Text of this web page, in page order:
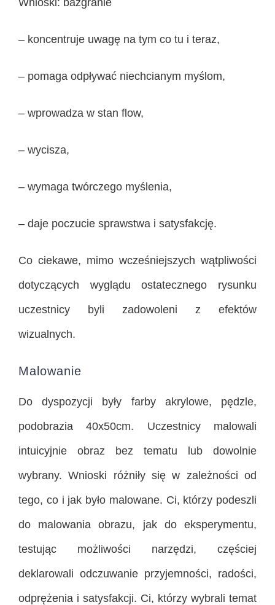
– koncentruje uwagę na tym co tu i teraz,
– pomaga odpływać niechcianym myślom,
– wprowadza w stan flow,
– wycisza,
– wymaga twórczego myślenia,
– daje poczucie sprawstwa i satysfakcję.
Co ciekawe, mimo wcześniejszych wątpliwości
dotyczących wyglądu ostatecznego rysunku
uczestnicy byli zadowoleni z efektów
wizualnych.
Malowanie
Do dyspozycji były farby akrylowe, pędzle,
podobrazia 40x50cm. Uczestnicy malowali
intuicyjnie obraz bez tematu lub dowolnie
wybrany. Wnioski różniły się w zależności od
tego, co i jak było malowane. Ci, którzy podeszli
do malowania obrazu, jak do eksperymentu,
testując możliwości narzędzi, częściej
deklarowali odczuwanie przyjemności, radości,
odprężenia i satysfakcji. Ci, którzy wybrali temat